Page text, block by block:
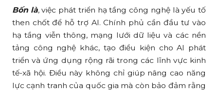
Bốn là, việc phát triển hạ tầng công nghệ là yếu tố
then chốt để hỗ trợ AI. Chính phủ cần đầu tư vào
hạ tầng viễn thông, mạng lưới dữ liệu và các nền
tảng công nghệ khác, tạo điều kiện cho AI phát
triển và ứng dụng rộng rãi trong các lĩnh vực kinh
tế-xã hội. Điều này không chỉ giúp nâng cao năng
lực cạnh tranh của quốc gia mà còn bảo đảm rằng